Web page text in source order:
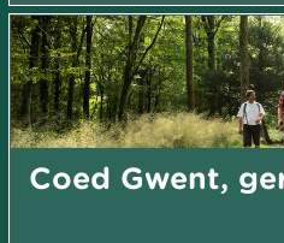
Coed Gwent,